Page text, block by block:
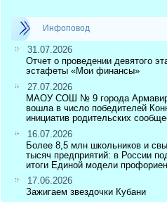
Инфоповод
31.07.2026
Отчет о проведении девятого
эстафеты «Мои финансы»
27.07.2026
МАОУ СОШ № 9 города
вошла в число победителей
инициатив родительских
16.07.2026
Более 8,5 млн школьников и
тысяч предприятий: в России
итоги Единой модели
17.06.2026
Зажигаем звездочки Кубани